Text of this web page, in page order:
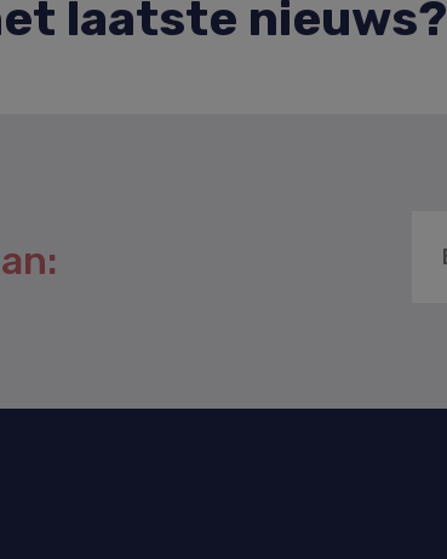
laatste nieuws?